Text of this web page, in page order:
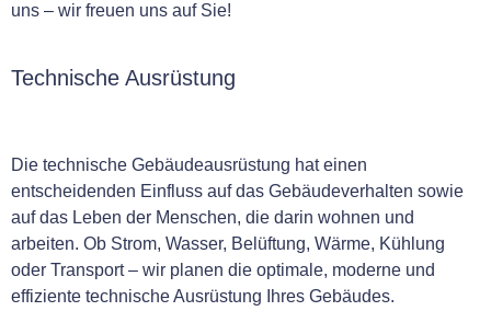
uns – wir freuen uns auf Sie!
Technische Ausrüstung
Die technische Gebäudeausrüstung hat einen
entscheidenden Einfluss auf das Gebäudeverhalten sowie
auf das Leben der Menschen, die darin wohnen und
arbeiten. Ob Strom, Wasser, Belüftung, Wärme, Kühlung
oder Transport – wir planen die optimale, moderne und
effiziente technische Ausrüstung Ihres Gebäudes.